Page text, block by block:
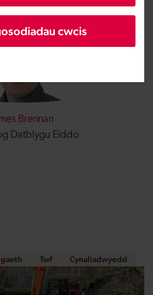
cwcis
Brennan
Datblygu Eiddo
Twf Cynaliadwyedd